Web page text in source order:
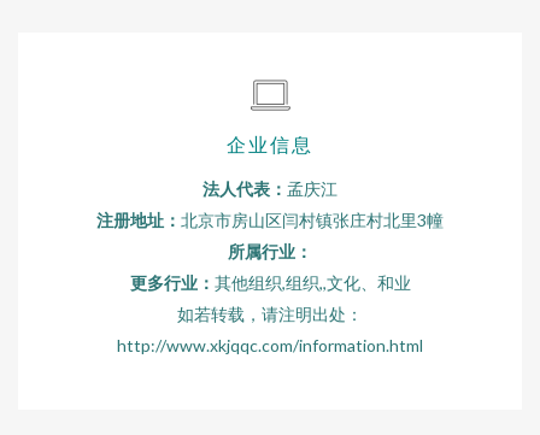
企业信息
法人代表： 孟庆江
注册地址： 北京市房山区闫村镇张庄村北里3幢
所属行业：
更多行业： 其他组织,组织,,文化、和业
如若转载，请注明出处：
http://www.xkjqqc.com/information.html